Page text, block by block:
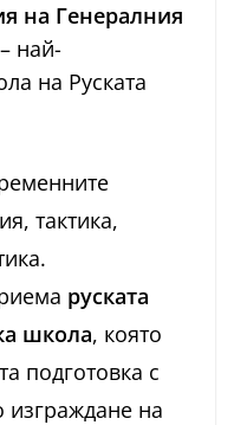
на Генералния
– най-
на Руската
тактика,
руската
школа, която
подготовка с
изграждане на